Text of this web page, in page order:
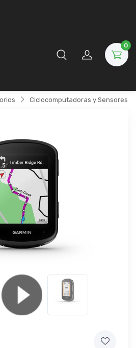
0
Ciclocomputadoras y Sensores